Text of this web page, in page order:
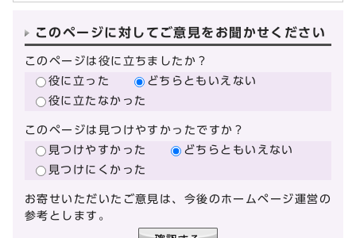
このページに対してご意見をお聞かせください
このページは役に立ちましたか？
役に立った
どちらともいえない
役に立たなかった
このページは見つけやすかったですか？
見つけやすかった
どちらともいえない
見つけにくかった
お寄せいただいたご意見は、今後のホームページ運営の
参考とします。